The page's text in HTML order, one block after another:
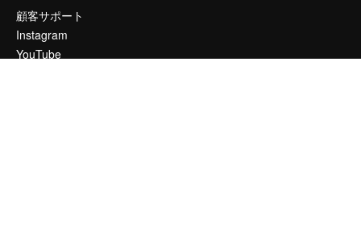
顧客サポート
Instagram
YouTube